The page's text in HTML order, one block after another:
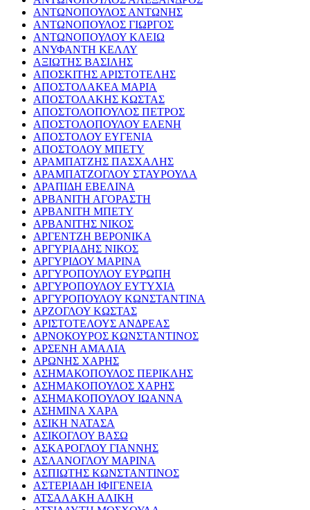
ΑΝΤΩΝΟΠΟΥΛΟΣ ΑΝΤΩΝΗΣ
ΑΝΤΩΝΟΠΟΥΛΟΣ ΓΙΩΡΓΟΣ
ΑΝΤΩΝΟΠΟΥΛΟΥ ΚΛΕΙΩ
ΑΝΥΦΑΝΤΗ ΚΕΛΛΥ
ΑΞΙΩΤΗΣ ΒΑΣΙΛΗΣ
ΑΠΟΣΚΙΤΗΣ ΑΡΙΣΤΟΤΕΛΗΣ
ΑΠΟΣΤΟΛΑΚΕΑ ΜΑΡΙΑ
ΑΠΟΣΤΟΛΑΚΗΣ ΚΩΣΤΑΣ
ΑΠΟΣΤΟΛΟΠΟΥΛΟΣ ΠΕΤΡΟΣ
ΑΠΟΣΤΟΛΟΠΟΥΛΟΥ ΕΛΕΝΗ
ΑΠΟΣΤΟΛΟΥ ΕΥΓΕΝΙΑ
ΑΠΟΣΤΟΛΟΥ ΜΠΕΤΥ
ΑΡΑΜΠΑΤΖΗΣ ΠΑΣΧΑΛΗΣ
ΑΡΑΜΠΑΤΖΟΓΛΟΥ ΣΤΑΥΡΟΥΛΑ
ΑΡΑΠΙΔΗ ΕΒΕΛΙΝΑ
ΑΡΒΑΝΙΤΗ ΑΓΟΡΑΣΤΗ
ΑΡΒΑΝΙΤΗ ΜΠΕΤΥ
ΑΡΒΑΝΙΤΗΣ ΝΙΚΟΣ
ΑΡΓΕΝΤΖΗ ΒΕΡΟΝΙΚΑ
ΑΡΓΥΡΙΑΔΗΣ ΝΙΚΟΣ
ΑΡΓΥΡΙΔΟΥ ΜΑΡΙΝΑ
ΑΡΓΥΡΟΠΟΥΛΟΥ ΕΥΡΩΠΗ
ΑΡΓΥΡΟΠΟΥΛΟΥ ΕΥΤΥΧΙΑ
ΑΡΓΥΡΟΠΟΥΛΟΥ ΚΩΝΣΤΑΝΤΙΝΑ
ΑΡΖΟΓΛΟΥ ΚΩΣΤΑΣ
ΑΡΙΣΤΟΤΕΛΟΥΣ ΑΝΔΡΕΑΣ
ΑΡΝΟΚΟΥΡΟΣ ΚΩΝΣΤΑΝΤΙΝΟΣ
ΑΡΣΕΝΗ ΑΜΑΛΙΑ
ΑΡΩΝΗΣ ΧΑΡΗΣ
ΑΣΗΜΑΚΟΠΟΥΛΟΣ ΠΕΡΙΚΛΗΣ
ΑΣΗΜΑΚΟΠΟΥΛΟΣ ΧΑΡΗΣ
ΑΣΗΜΑΚΟΠΟΥΛΟΥ ΙΩΑΝΝΑ
ΑΣΗΜΙΝΑ ΧΑΡΑ
ΑΣΙΚΗ ΝΑΤΑΣΑ
ΑΣΙΚΟΓΛΟΥ ΒΑΣΩ
ΑΣΚΑΡΟΓΛΟΥ ΓΙΑΝΝΗΣ
ΑΣΛΑΝΟΓΛΟΥ ΜΑΡΙΝΑ
ΑΣΠΙΩΤΗΣ ΚΩΝΣΤΑΝΤΙΝΟΣ
ΑΣΤΕΡΙΑΔΗ ΙΦΙΓΕΝΕΙΑ
ΑΤΣΑΛΑΚΗ ΑΛΙΚΗ